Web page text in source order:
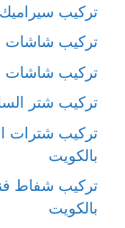
تركيب
تركيب شاشات
تركيب شاشات
تركيب شتر
تركيب شترات
بالكويت
تركيب شفاط
بالكويت